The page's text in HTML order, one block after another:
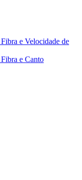
de Pássaros
e Velocidade de
e Canto